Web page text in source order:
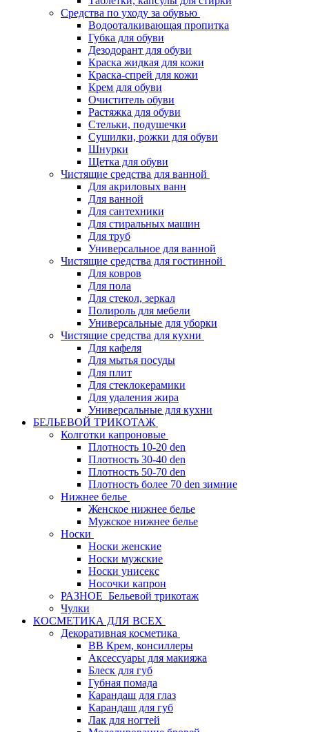
Средства по уходу за обувью
Водооталкивающая пропитка
Губка для обуви
Дезодорант для обуви
Краска жидкая для кожи
Краска-спрей для кожи
Крем для обуви
Очиститель обуви
Растяжка для обуви
Стельки, подушечки
Сушилки, рожки для обуви
Шнурки
Щетка для обуви
Чистящие средства для ванной
Для акриловых ванн
Для ванной
Для сантехники
Для стиральных машин
Для труб
Универсальное для ванной
Чистящие средства для гостинной
Для ковров
Для пола
Для стекол, зеркал
Полироль для мебели
Универсальные для уборки
Чистящие средства для кухни
Для кафеля
Для мытья посуды
Для плит
Для стеклокерамики
Для удаления жира
Универсальные для кухни
БЕЛЬЕВОЙ ТРИКОТАЖ
Колготки капроновые
Плотность 10-20 den
Плотность 30-40 den
Плотность 50-70 den
Плотность более 70 den зимние
Нижнее белье
Женское нижнее белье
Мужское нижнее белье
Носки
Носки женские
Носки мужские
Носки унисекс
Носочки капрон
РАЗНОЕ_Бельевой трикотаж
Чулки
КОСМЕТИКА ДЛЯ ВСЕХ
Декоративная косметика
BB Крем, консиллеры
Аксессуары для макияжа
Блеск для губ
Губная помада
Карандаш для глаз
Карандаш для губ
Лак для ногтей